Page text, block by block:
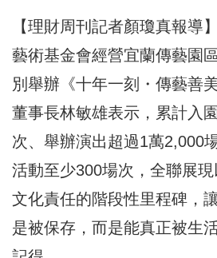
【理財周刊記者顏瓊真報導
藝術基金會經營宜蘭傳藝園
別舉辦《十年一刻・傳藝善
董事長林敏雄表示，累計入
次、舉辦演出超過1萬2,000
活動至少300場次，全聯展
文化責任的階段性里程碑，
是被保存，而是能真正被生